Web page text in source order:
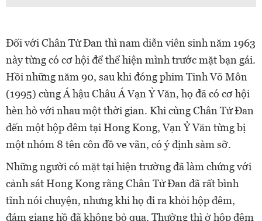
Đối với Chân Tử Đan thì nam diễn viên sinh năm 1963
này từng có cơ hội để thể hiện mình trước mặt bạn gái.
Hồi những năm 90, sau khi đóng phim Tinh Võ Môn
(1995) cùng Á hậu Châu Á Vạn Ỷ Văn, họ đã có cơ hội
hèn hò với nhau một thời gian. Khi cùng Chân Tử Đan
đến một hộp đêm tại Hong Kong, Vạn Ỷ Văn từng bị
một nhóm 8 tên côn đồ ve vãn, có ý định sàm sỡ.
Những người có mặt tại hiện trường đã làm chứng với
cảnh sát Hong Kong rằng Chân Tử Đan đã rất bình
tĩnh nói chuyện, nhưng khi họ đi ra khỏi hộp đêm,
đám giang hồ đã không bỏ qua. Thường thì ở hộp đêm